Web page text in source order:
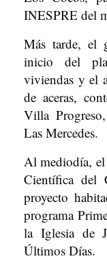
INESPRE del
Más tarde, el
inicio del
viviendas y el
de aceras,
Villa
Las Mercedes.
Al mediodía, el
Científica del
proyecto
programa
la Iglesia de
Últimos Días.